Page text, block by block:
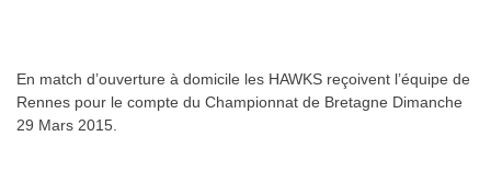
En match d’ouverture à domicile les HAWKS reçoivent l’équipe de
Rennes pour le compte du Championnat de Bretagne Dimanche
29 Mars 2015.